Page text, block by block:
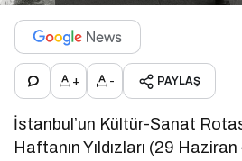
+ - PAYLAŞ
İstanbul’un Kültür-Sanat
Haftanın Yıldızları (29